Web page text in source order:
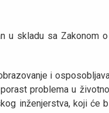
u skladu sa Zakonom
i
problema u
inženjerstva, koji će